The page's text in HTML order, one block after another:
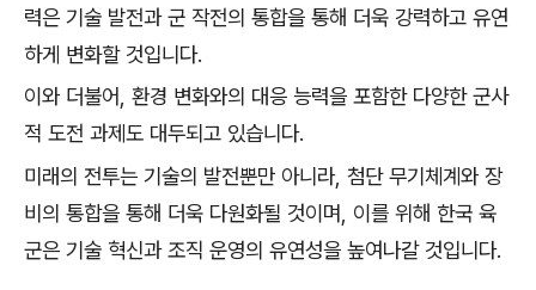
력은 기술 발전과 군 작전의 통합을 통해 더욱 강력하고 유연
하게 변화할 것입니다.
이와 더불어, 환경 변화와의 대응 능력을 포함한 다양한 군사
적 도전 과제도 대두되고 있습니다.
미래의 전투는 기술의 발전뿐만 아니라, 첨단 무기체계와 장
비의 통합을 통해 더욱 다원화될 것이며, 이를 위해 한국 육
군은 기술 혁신과 조직 운영의 유연성을 높여나갈 것입니다.